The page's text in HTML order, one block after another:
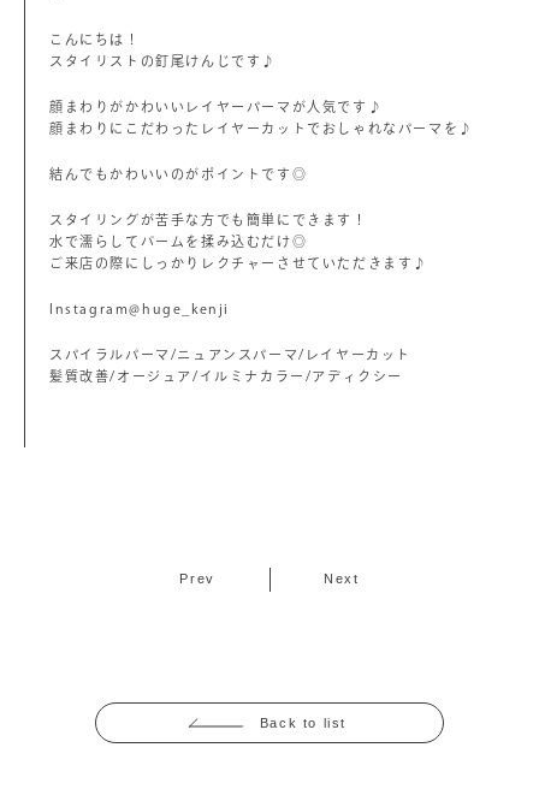
こんにちは！
スタイリストの釘尾けんじです♪
顔まわりがかわいいレイヤーパーマが人気です♪
顔まわりにこだわったレイヤーカットでおしゃれなパーマを♪
結んでもかわいいのがポイントです◎
スタイリングが苦手な方でも簡単にできます！
水で濡らしてバームを揉み込むだけ◎
ご来店の際にしっかりレクチャーさせていただきます♪
Instagram@huge_kenji
スパイラルパーマ/ニュアンスパーマ/レイヤーカット
髪質改善/オージュア/イルミナカラー/アディクシー
Prev Next
Back to list